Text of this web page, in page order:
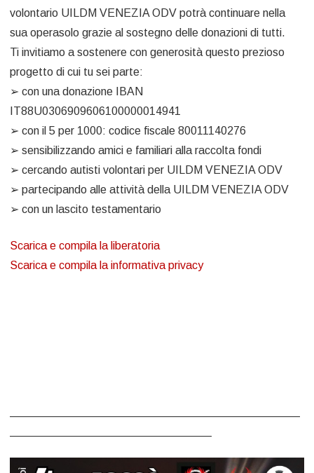
volontario UILDM VENEZIA ODV potrà continuare nella
sua operasolo grazie al sostegno delle donazioni di tutti.
Ti invitiamo a sostenere con generosità questo prezioso
progetto di cui tu sei parte:
➢ con una donazione IBAN
IT88U0306909606100000014941
➢ con il 5 per 1000: codice fiscale 80011140276
➢ sensibilizzando amici e familiari alla raccolta fondi
➢ cercando autisti volontari per UILDM VENEZIA ODV
➢ partecipando alle attività della UILDM VENEZIA ODV
➢ con un lascito testamentario
Scarica e compila la liberatoria
Scarica e compila la informativa privacy